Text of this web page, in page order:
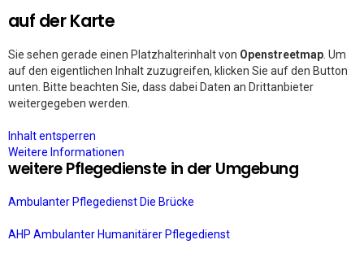
auf der Karte
Sie sehen gerade einen Platzhalterinhalt von Openstreetmap . Um
auf den eigentlichen Inhalt zuzugreifen, klicken Sie auf den Button
unten. Bitte beachten Sie, dass dabei Daten an Drittanbieter
weitergegeben werden.
Inhalt entsperren
Weitere Informationen
weitere Pflegedienste in der Umgebung
Ambulanter Pflegedienst Die Brücke
AHP Ambulanter Humanitärer Pflegedienst